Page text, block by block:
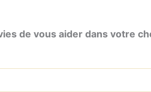
de vous aider dans votre